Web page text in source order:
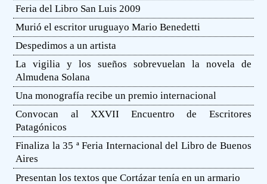
Feria del Libro San Luis 2009
Murió el escritor uruguayo Mario Benedetti
Despedimos a un artista
La vigilia y los sueños sobrevuelan la novela de
Almudena Solana
Una monografía recibe un premio internacional
Convocan al XXVII Encuentro de Escritores
Patagónicos
Finaliza la 35 ª Feria Internacional del Libro de Buenos
Aires
Presentan los textos que Cortázar tenía en un armario